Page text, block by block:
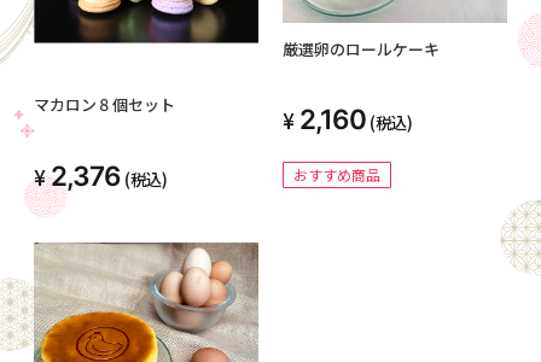
マカロン８個セット
2,376 (税込)
厳選卵のロールケーキ
2,160 (税込)
おすすめ商品